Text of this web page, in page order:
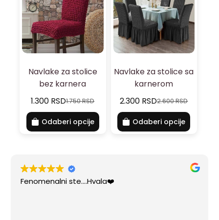
Navlake za stolice
bez karnera
1.750RSD
1.300 RSD
Odaberi opcije
Navlake za stolice sa
karnerom
2.600RSD
2.300 RSD
Odaberi opcije
Fenomenalni ste....Hvala❤️